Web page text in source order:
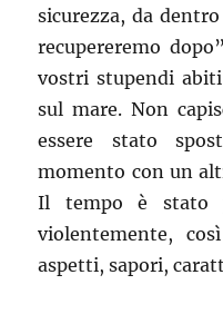
sicurezza, da
recupereremo
vostri stupendi
sul mare. Non
essere stato
momento con un
Il tempo è stato
violentemente,
aspetti, sapori,